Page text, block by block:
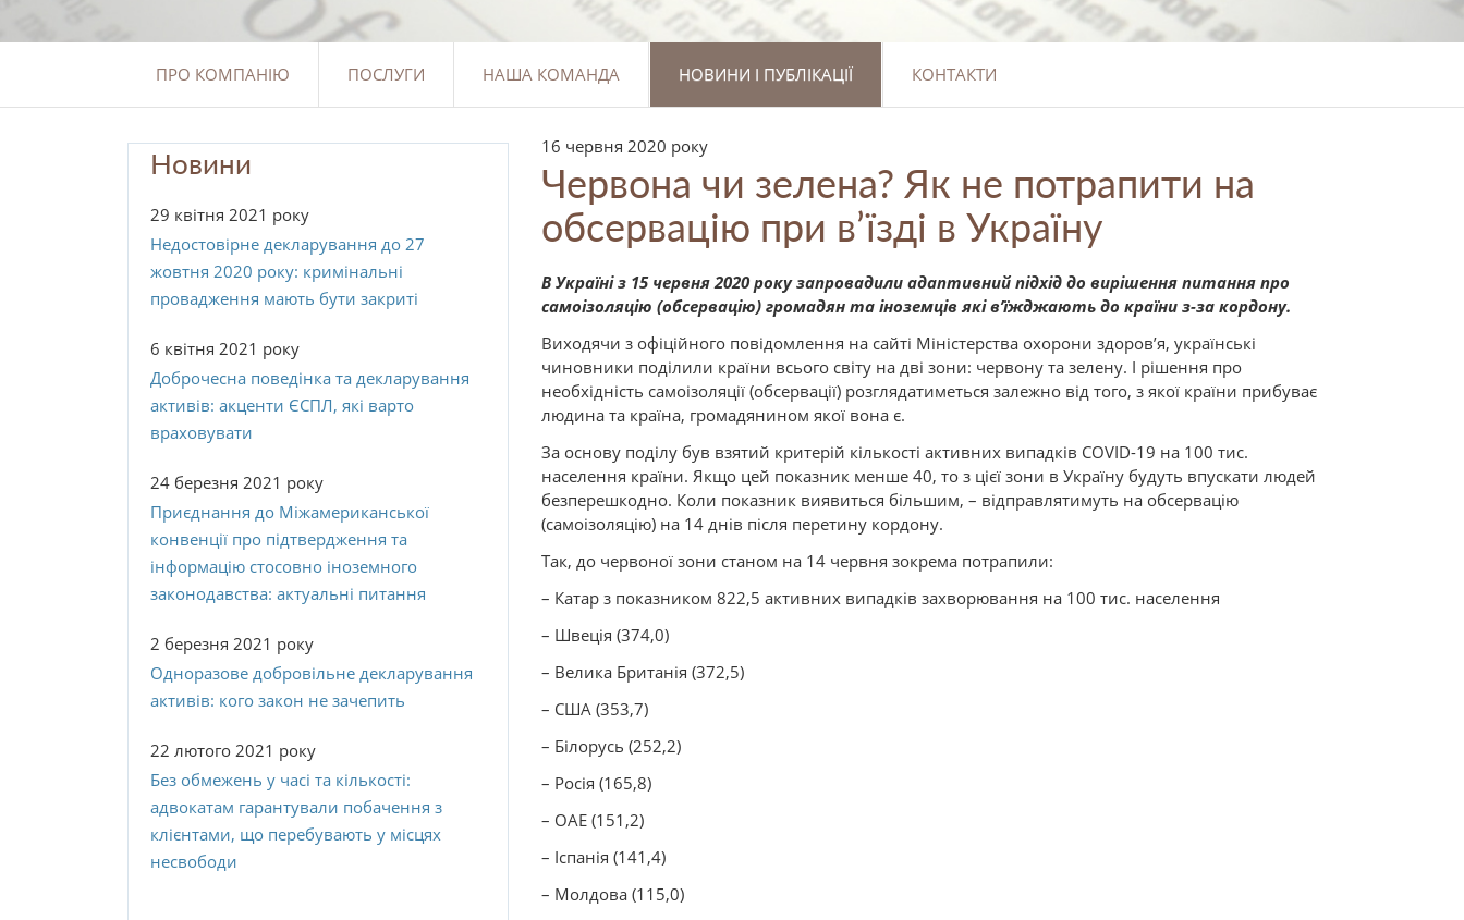
ПРО КОМПАНІЮ ПОСЛУГИ НАША КОМАНДА НОВИНИ І ПУБЛІКАЦІЇ КОНТАКТИ
Новини
29 квітня 2021 року
Недостовірне декларування до 27
жовтня 2020 року: кримінальні
провадження мають бути закриті
6 квітня 2021 року
Доброчесна поведінка та декларування
активів: акценти ЄСПЛ, які варто
враховувати
24 березня 2021 року
Приєднання до Міжамериканської
конвенції про підтвердження та
інформацію стосовно іноземного
законодавства: актуальні питання
2 березня 2021 року
Одноразове добровільне декларування
активів: кого закон не зачепить
22 лютого 2021 року
Без обмежень у часі та кількості:
адвокатам гарантували побачення з
клієнтами, що перебувають у місцях
несвободи
16 червня 2020 року
Червона чи зелена? Як не потрапити на
обсервацію при в’їзді в Україну
В Україні з 15 червня 2020 року запровадили адаптивний підхід до вирішення питання про
самоізоляцію (обсервацію) громадян та іноземців які в’їжджають до країни з-за кордону.
Виходячи з офіційного повідомлення на сайті Міністерства охорони здоров’я, українські
чиновники поділили країни всього світу на дві зони: червону та зелену. І рішення про
необхідність самоізоляції (обсервації) розглядатиметься залежно від того, з якої країни прибуває
людина та країна, громадянином якої вона є.
За основу поділу був взятий критерій кількості активних випадків COVID-19 на 100 тис.
населення країни. Якщо цей показник менше 40, то з цієї зони в Україну будуть впускати людей
безперешкодно. Коли показник виявиться більшим, – відправлятимуть на обсервацію
(самоізоляцію) на 14 днів після перетину кордону.
Так, до червоної зони станом на 14 червня зокрема потрапили:
– Катар з показником 822,5 активних випадків захворювання на 100 тис. населення
– Швеція (374,0)
– Велика Британія (372,5)
– США (353,7)
– Білорусь (252,2)
– Росія (165,8)
– ОАЕ (151,2)
– Іспанія (141,4)
– Молдова (115,0)